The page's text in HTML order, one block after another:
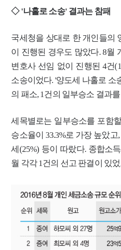
◇ '나홀로 소송' 결과는 참패
국세청을 상대로 한 개인들의
이 진행된 경우도 많았다.8월
변호사 선임 없이 진행된 4건
소송이었다. '양도세 나홀로 소
의 패소, 1건의 일부승소 결과
세목별로는 일부승소를 포함
승소율이 33.3%로 가장 높았고
세(25%) 등이 따랐다. 종합소
월 각각 1건의 선고 판결이 있